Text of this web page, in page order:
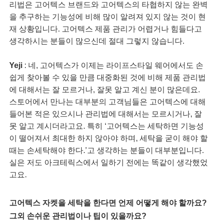
리법은 고어텍스 브랜드와 고어텍스의 타협하지 않는 완벽
을 추구하는 기능성에 비해 많이 알려져 있지 않는 것이 현
재 상황입니다. 고어텍스 제품 관리가 어렵거나 힘들다고
생각하시는 분들이 많으신데 절대 그렇지 않습니다.
Yeji: 네, 고어텍스가 이제는 라이프스타일 웨어에서도 손
쉽게 찾아볼 수 있을 만큼 대중화된 것에 비해 제품 관리법
에 대해서는 잘 모르거나, 잘못 알고 계신 분이 많은데요.
스토어에서 만나는 대부분의 고객님들은 고어텍스에 대해
들어본 적은 있으시나 관리법에 대해서는 모르시거나, 잘
못 알고 계시더라고요. 특히 ‘고어텍스는 세탁하면 기능성
이 떨어져서 최대한 하지 않아야 하며, 세탁을 굳이 해야 할
때는 손세탁해야 한다.’고 생각하는 분들이 대부분입니다.
실은 저도 아크테릭스에서 일하기 전에는 똑같이 생각했었
고요.
고어텍스 자켓을 세탁을 한다면 언제 어떻게 해야 할까요?
그외 손쉬운 관리법이나 팁이 있을까요?